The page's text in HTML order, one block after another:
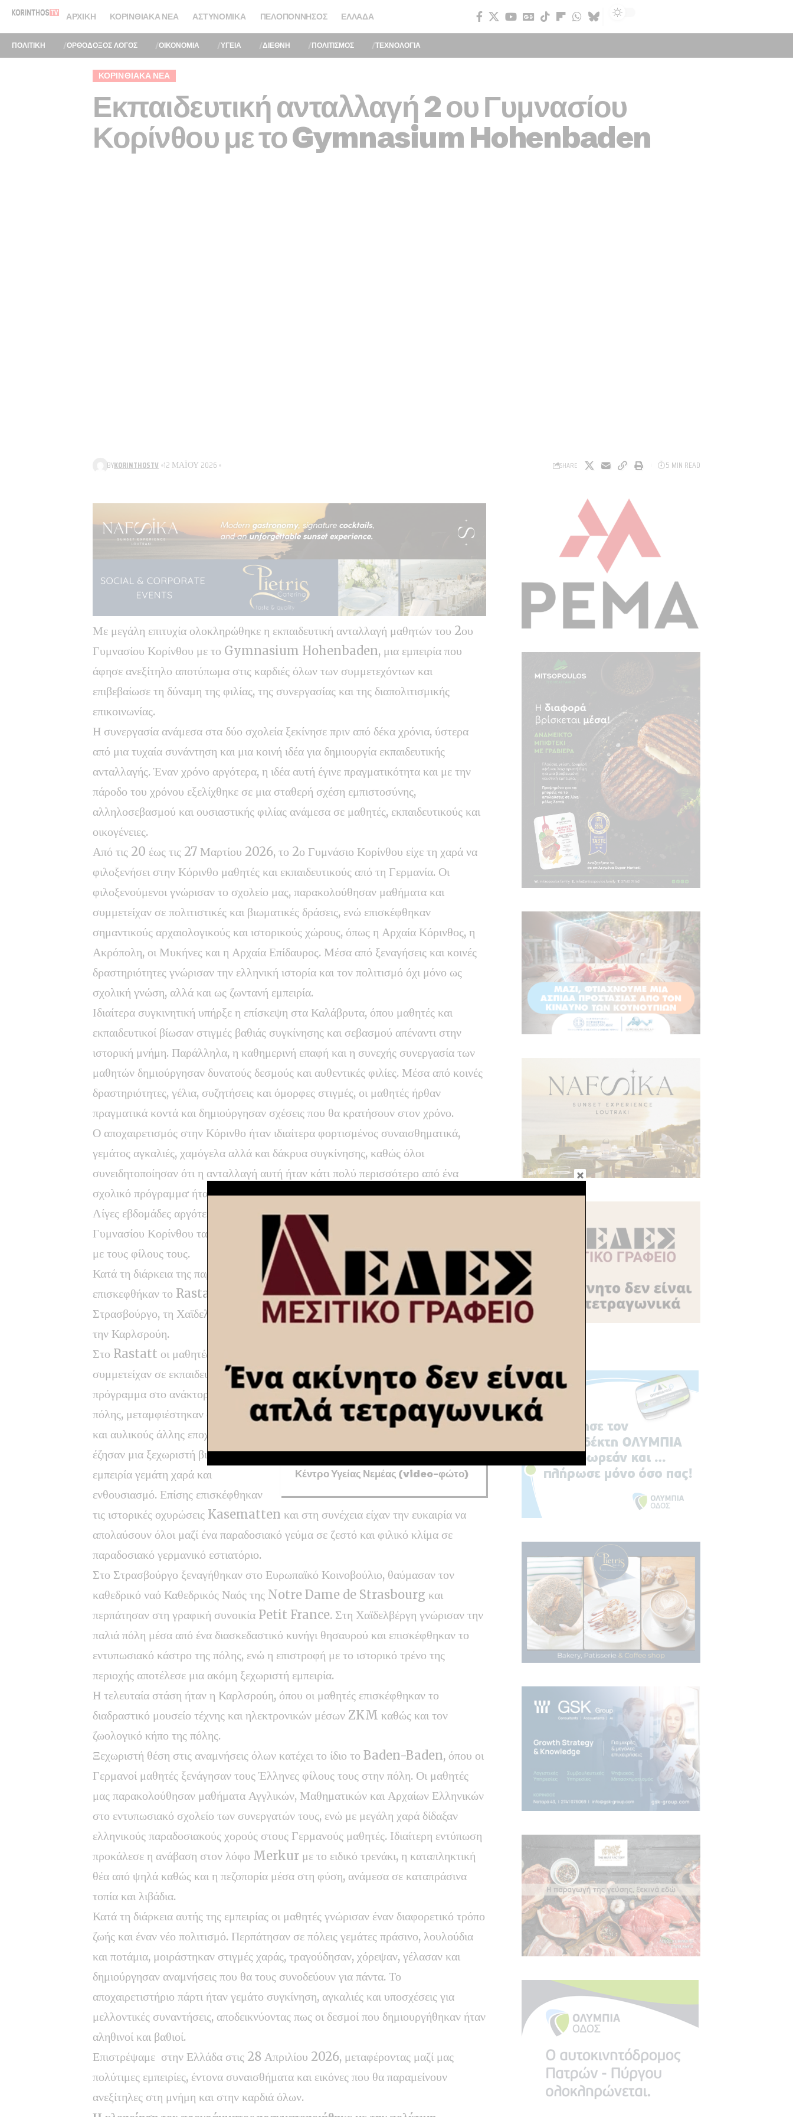
ΑΡΧΙΚΉ ΚΟΡΙΝΘΙΑΚΆ ΝΈΑ ΑΣΤΥΝΟΜΙΚΆ ΠΕΛΟΠΌΝΝΗΣΟΣ ΕΛΛΆΔΑ
ΠΟΛΙΤΙΚΗ ΟΡΘΟΔΟΞΟΣ ΛΟΓΟΣ ΟΙΚΟΝΟΜΙΑ ΥΓΕΙΑ ΔΙΕΘΝΗ ΠΟΛΙΤΙΣΜΟΣ ΤΕΧΝΟΛΟΓΙΑ
ΚΟΡΙΝΘΙΑΚΆ ΝΈΑ
Εκπαιδευτική ανταλλαγή 2 ου Γυμνασίου
Κορίνθου με το Gymnasium Hohenbaden
BYKORINTHOSTV 12 ΜΑΪ́ΟΥ 2026 SHARE 5 MIN READ
Με μεγάλη επιτυχία ολοκληρώθηκε η εκπαιδευτική ανταλλαγή μαθητών του 2ου
Γυμνασίου Κορίνθου με το Gymnasium Hohenbaden, μια εμπειρία που
άφησε ανεξίτηλο αποτύπωμα στις καρδιές όλων των συμμετεχόντων και
επιβεβαίωσε τη δύναμη της φιλίας, της συνεργασίας και της διαπολιτισμικής
επικοινωνίας.
Η συνεργασία ανάμεσα στα δύο σχολεία ξεκίνησε πριν από δέκα χρόνια, ύστερα
από μια τυχαία συνάντηση και μια κοινή ιδέα για δημιουργία εκπαιδευτικής
ανταλλαγής. Έναν χρόνο αργότερα, η ιδέα αυτή έγινε πραγματικότητα και με την
πάροδο του χρόνου εξελίχθηκε σε μια σταθερή σχέση εμπιστοσύνης,
αλληλοσεβασμού και ουσιαστικής φιλίας ανάμεσα σε μαθητές, εκπαιδευτικούς και
οικογένειες.
Από τις 20 έως τις 27 Μαρτίου 2026, το 2ο Γυμνάσιο Κορίνθου είχε τη χαρά να
φιλοξενήσει στην Κόρινθο μαθητές και εκπαιδευτικούς από τη Γερμανία. Οι
φιλοξενούμενοι γνώρισαν το σχολείο μας, παρακολούθησαν μαθήματα και
συμμετείχαν σε πολιτιστικές και βιωματικές δράσεις, ενώ επισκέφθηκαν
σημαντικούς αρχαιολογικούς και ιστορικούς χώρους, όπως η Αρχαία Κόρινθος, η
Ακρόπολη, οι Μυκήνες και η Αρχαία Επίδαυρος. Μέσα από ξεναγήσεις και κοινές
δραστηριότητες γνώρισαν την ελληνική ιστορία και τον πολιτισμό όχι μόνο ως
σχολική γνώση, αλλά και ως ζωντανή εμπειρία.
Ιδιαίτερα συγκινητική υπήρξε η επίσκεψη στα Καλάβρυτα, όπου μαθητές και
εκπαιδευτικοί βίωσαν στιγμές βαθιάς συγκίνησης και σεβασμού απέναντι στην
ιστορική μνήμη. Παράλληλα, η καθημερινή επαφή και η συνεχής συνεργασία των
μαθητών δημιούργησαν δυνατούς δεσμούς και αυθεντικές φιλίες. Μέσα από κοινές
δραστηριότητες, γέλια, συζητήσεις και όμορφες στιγμές, οι μαθητές ήρθαν
πραγματικά κοντά και δημιούργησαν σχέσεις που θα κρατήσουν στον χρόνο.
Ο αποχαιρετισμός στην Κόρινθο ήταν ιδιαίτερα φορτισμένος συναισθηματικά,
γεμάτος αγκαλιές, χαμόγελα αλλά και δάκρυα συγκίνησης, καθώς όλοι
συνειδητοποίησαν ότι η ανταλλαγή αυτή ήταν κάτι πολύ περισσότερο από ένα
σχολικό πρόγραμμα· ήταν μια εμπειρία ζωής.
Λίγες εβδομάδες αργότερα, στις 22 Απριλίου 2026, οι μαθητές του 2ου
Γυμνασίου Κορίνθου ταξίδεψαν στο Baden-Baden, όπου συναντήθηκαν ξανά
με τους φίλους τους.
You Might Also Like
Φωτιά στο Στεφάνι Κορινθίας –
Ενισχύθηκαν οι επίγειες και εναέριες
Κορινθίας – Επιχειρούν εναέριες και
επίγειες δυνάμεις (videο-φωτο)
ΤΩΡΑ: Σε εξέλιξη μεγάλη φωτιά
στο Στεφάνι – 112 για ετοιμότητα
Κέντρο Υγείας Νεμέας (video-φώτο)
Κατά τη διάρκεια της παραμονής μας
επισκεφθήκαν το Rastatt, το
Στρασβούργο, τη Χαϊδελβέργη και
την Καρλσρούη.
Στο Rastatt οι μαθητές
συμμετείχαν σε εκπαιδευτικό
πρόγραμμα στο ανάκτορο της
πόλης, μεταμφιέστηκαν σε ευγενείς
και αυλικούς άλλης εποχής και
έζησαν μια ξεχωριστή βιωματική
εμπειρία γεμάτη χαρά και
ενθουσιασμό. Επίσης επισκέφθηκαν
τις ιστορικές οχυρώσεις Kasematten και στη συνέχεια είχαν την ευκαιρία να
απολαύσουν όλοι μαζί ένα παραδοσιακό γεύμα σε ζεστό και φιλικό κλίμα σε
παραδοσιακό γερμανικό εστιατόριο.
Στο Στρασβούργο ξεναγήθηκαν στο Ευρωπαϊκό Κοινοβούλιο, θαύμασαν τον
καθεδρικό ναό Καθεδρικός Ναός της Notre Dame de Strasbourg και
περπάτησαν στη γραφική συνοικία Petit France. Στη Χαϊδελβέργη γνώρισαν την
παλιά πόλη μέσα από ένα διασκεδαστικό κυνήγι θησαυρού και επισκέφθηκαν το
εντυπωσιακό κάστρο της πόλης, ενώ η επιστροφή με το ιστορικό τρένο της
περιοχής αποτέλεσε μια ακόμη ξεχωριστή εμπειρία.
Η τελευταία στάση ήταν η Καρλσρούη, όπου οι μαθητές επισκέφθηκαν το
διαδραστικό μουσείο τέχνης και ηλεκτρονικών μέσων ZKM καθώς και τον
ζωολογικό κήπο της πόλης.
Ξεχωριστή θέση στις αναμνήσεις όλων κατέχει το ίδιο το Baden-Baden, όπου οι
Γερμανοί μαθητές ξενάγησαν τους Έλληνες φίλους τους στην πόλη. Οι μαθητές
μας παρακολούθησαν μαθήματα Αγγλικών, Μαθηματικών και Αρχαίων Ελληνικών
στο εντυπωσιακό σχολείο των συνεργατών τους, ενώ με μεγάλη χαρά δίδαξαν
ελληνικούς παραδοσιακούς χορούς στους Γερμανούς μαθητές. Ιδιαίτερη εντύπωση
προκάλεσε η ανάβαση στον λόφο Merkur με το ειδικό τρενάκι, η καταπληκτική
θέα από ψηλά καθώς και η πεζοπορία μέσα στη φύση, ανάμεσα σε καταπράσινα
τοπία και λιβάδια.
Κατά τη διάρκεια αυτής της εμπειρίας οι μαθητές γνώρισαν έναν διαφορετικό τρόπο
ζωής και έναν νέο πολιτισμό. Περπάτησαν σε πόλεις γεμάτες πράσινο, λουλούδια
και ποτάμια, μοιράστηκαν στιγμές χαράς, τραγούδησαν, χόρεψαν, γέλασαν και
δημιούργησαν αναμνήσεις που θα τους συνοδεύουν για πάντα. Το
αποχαιρετιστήριο πάρτι ήταν γεμάτο συγκίνηση, αγκαλιές και υποσχέσεις για
μελλοντικές συναντήσεις, αποδεικνύοντας πως οι δεσμοί που δημιουργήθηκαν ήταν
αληθινοί και βαθιοί.
Επιστρέψαμε στην Ελλάδα στις 28 Απριλίου 2026, μεταφέροντας μαζί μας
πολύτιμες εμπειρίες, έντονα συναισθήματα και εικόνες που θα παραμείνουν
ανεξίτηλες στη μνήμη και στην καρδιά όλων.